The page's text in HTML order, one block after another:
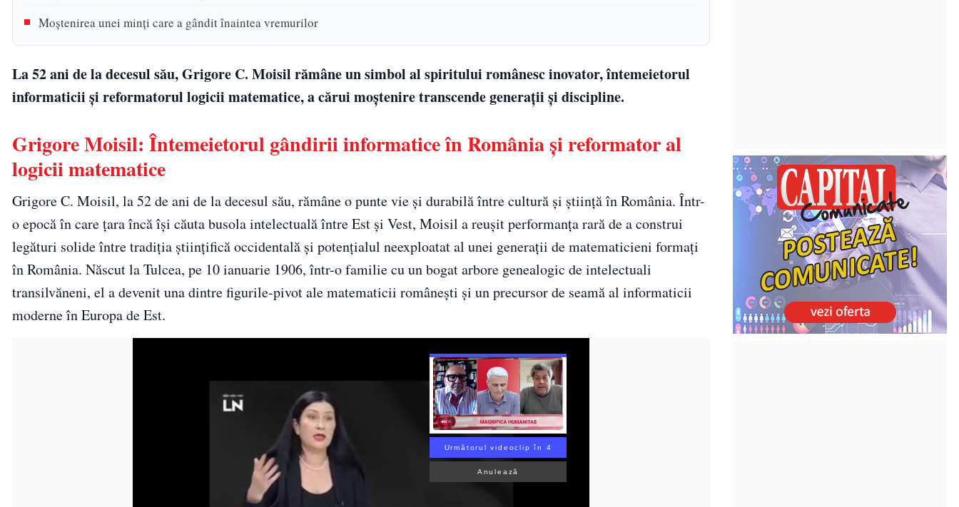
Moștenirea unei minți care a gândit înaintea vremurilor
La 52 ani de la decesul său, Grigore C. Moisil rămâne un simbol al spiritului românesc inovator, întemeietorul
informaticii și reformatorul logicii matematice, a cărui moștenire transcende generații și discipline.
Grigore Moisil: Întemeietorul gândirii informatice în România și reformator al
logicii matematice
Grigore C. Moisil, la 52 de ani de la decesul său, rămâne o punte vie și durabilă între cultură și știință în România. Într-
o epocă în care țara încă își căuta busola intelectuală între Est și Vest, Moisil a reușit performanța rară de a construi
legături solide între tradiția științifică occidentală și potențialul neexploatat al unei generații de matematicieni formați
în România. Născut la Tulcea, pe 10 ianuarie 1906, într-o familie cu un bogat arbore genealogic de intelectuali
transilvăneni, el a devenit una dintre figurile-pivot ale matematicii românești și un precursor de seamă al informaticii
moderne în Europa de Est.
Următorul videoclip în 3
Anulează